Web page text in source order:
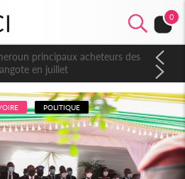
0
principaux acheteurs des
en juillet
POLITIQUE